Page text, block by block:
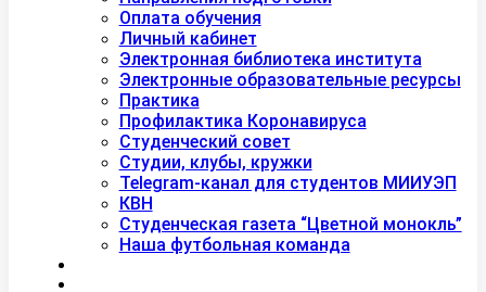
Оплата обучения
Личный кабинет
Электронная библиотека института
Электронные образовательные ресурсы
Практика
Профилактика Коронавируса
Студенческий совет
Студии, клубы, кружки
Telegram-канал для студентов МИИУЭП
КВН
Студенческая газета “Цветной монокль”
Наша футбольная команда